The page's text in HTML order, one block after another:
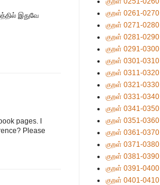
இதுவே
pages. I
Please
குறள் 0261-0270
குறள் 0271-0280
குறள் 0281-0290
குறள் 0291-0300
குறள் 0301-0310
குறள் 0311-0320
குறள் 0321-0330
குறள் 0331-0340
குறள் 0341-0350
குறள் 0351-0360
குறள் 0361-0370
குறள் 0371-0380
குறள் 0381-0390
குறள் 0391-0400
குறள் 0401-0410